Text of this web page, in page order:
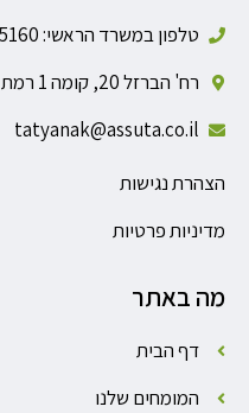
טלפון במשרד הראשי: 03-7645160
רח' הברזל 20, קומה 1 רמת החייל, תל אביב
tatyanak@assuta.co.il
הצהרת נגישות
מדיניות פרטיות
מה באתר
דף הבית
המומחים שלנו